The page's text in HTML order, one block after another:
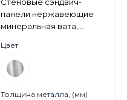
панели нержавеющие
минеральная вата,
200 мм, 0.5/0.5, AISI 430
Цвет
Толщина металла, (мм)